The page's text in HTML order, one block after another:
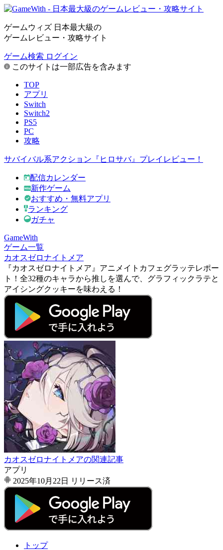
ゲームウィズ 日本最大級の
ゲームレビュー・攻略サイト
ゲーム検索 ログイン
このサイトは一部広告を含みます
TOP
アプリ
Switch
Switch2
PS5
PC
攻略
サバイバル系アクション『ヒロサバ』プレイレビュー！
配信カレンダー
新作ゲーム
おすすめ・無料アプリ
ランキング
ガチャ
GameWith
ゲーム一覧
カオスゼロナイトメア
『カオスゼロナイトメア』アニメイトカフェグラッテレポー
ト！全32種のキャラから推しを選んで、グラフィックラテと
アイシングクッキーを味わえる！
カオスゼロナイトメアの関連記事
アプリ
2025年10月22日
リリース済
トップ